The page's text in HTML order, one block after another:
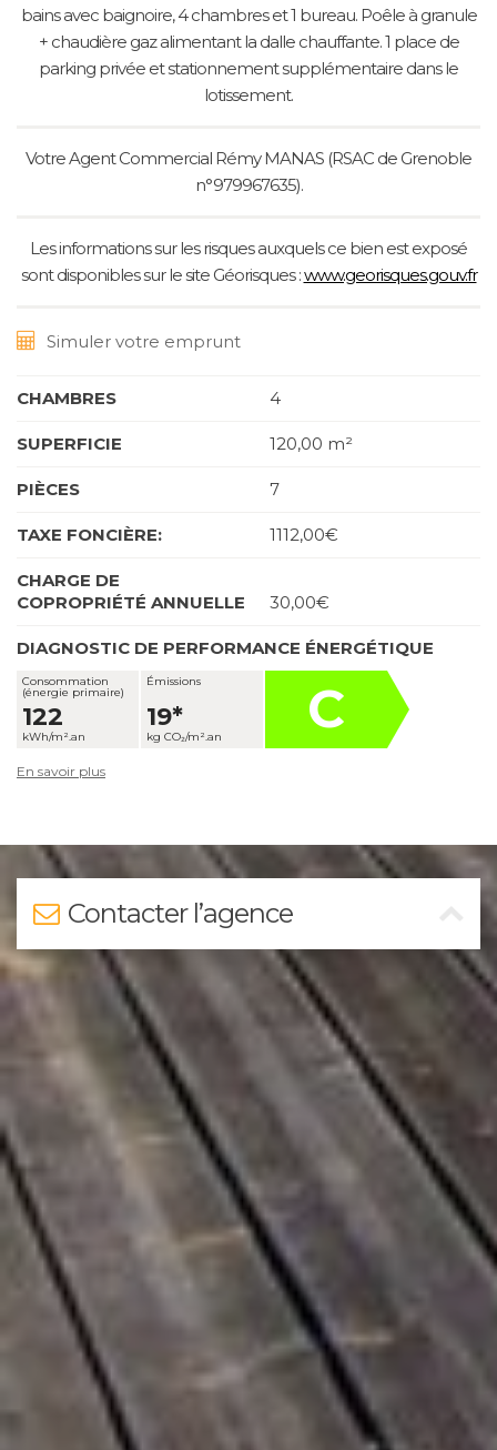
bains avec baignoire, 4 chambres et 1 bureau. Poêle à granule
+ chaudière gaz alimentant la dalle chauffante. 1 place de
parking privée et stationnement supplémentaire dans le
lotissement.
Votre Agent Commercial Rémy MANAS (RSAC de Grenoble
n°979967635).
Les informations sur les risques auxquels ce bien est exposé
sont disponibles sur le site Géorisques :www.georisques.gouv.fr
Simuler votre emprunt
CHAMBRES 4
SUPERFICIE 120,00 m²
PIÈCES 7
TAXE FONCIÈRE: 1112,00€
CHARGE DE
COPROPRIÉTÉ ANNUELLE
30,00€
DIAGNOSTIC DE PERFORMANCE ÉNERGÉTIQUE
Consommation
(énergie primaire)
122
kWh/m².an
Émissions
19*
kg CO₂/m².an C
En savoir plus
Contacter l’agence
Nom Prénom